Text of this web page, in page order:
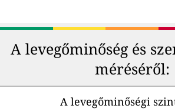
A levegőminőség és
méréséről:
A levegőminőségi